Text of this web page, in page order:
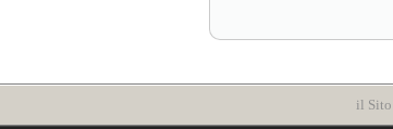
il Sito